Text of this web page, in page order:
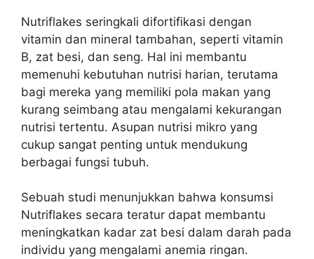
Nutriflakes seringkali difortifikasi dengan
vitamin dan mineral tambahan, seperti vitamin
B, zat besi, dan seng. Hal ini membantu
memenuhi kebutuhan nutrisi harian, terutama
bagi mereka yang memiliki pola makan yang
kurang seimbang atau mengalami kekurangan
nutrisi tertentu. Asupan nutrisi mikro yang
cukup sangat penting untuk mendukung
berbagai fungsi tubuh.
Sebuah studi menunjukkan bahwa konsumsi
Nutriflakes secara teratur dapat membantu
meningkatkan kadar zat besi dalam darah pada
individu yang mengalami anemia ringan.